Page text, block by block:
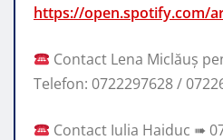
https://open.spotify.com/
Contact Lena Miclăuș
Telefon: 0722297628 /
Contact Iulia Haiduc ➠